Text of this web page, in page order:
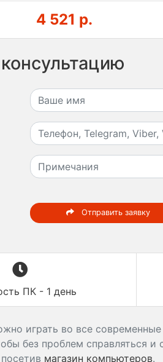
4 521 р.
Отправить заявку
ПК - 1 день
играть во все
без проблем справляться
магазин компьютеров.